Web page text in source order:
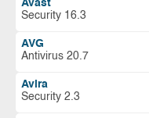
Avast
Security 16.3
AVG
Antivirus 20.7
Avira
Security 2.3